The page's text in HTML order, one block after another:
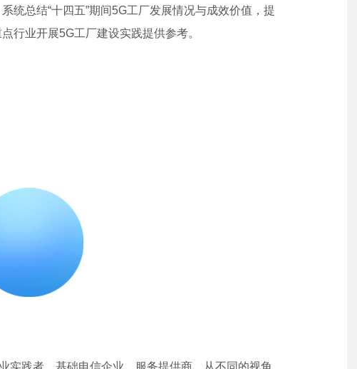
统总结“十四五”期间5G工厂发展情况与成效价值，提
行业开展5G工厂建设实践提供参考。